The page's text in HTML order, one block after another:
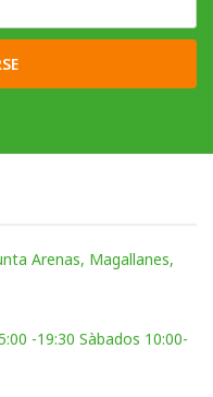
Arenas, Magallanes,
-19:30 Sàbados 10:00-